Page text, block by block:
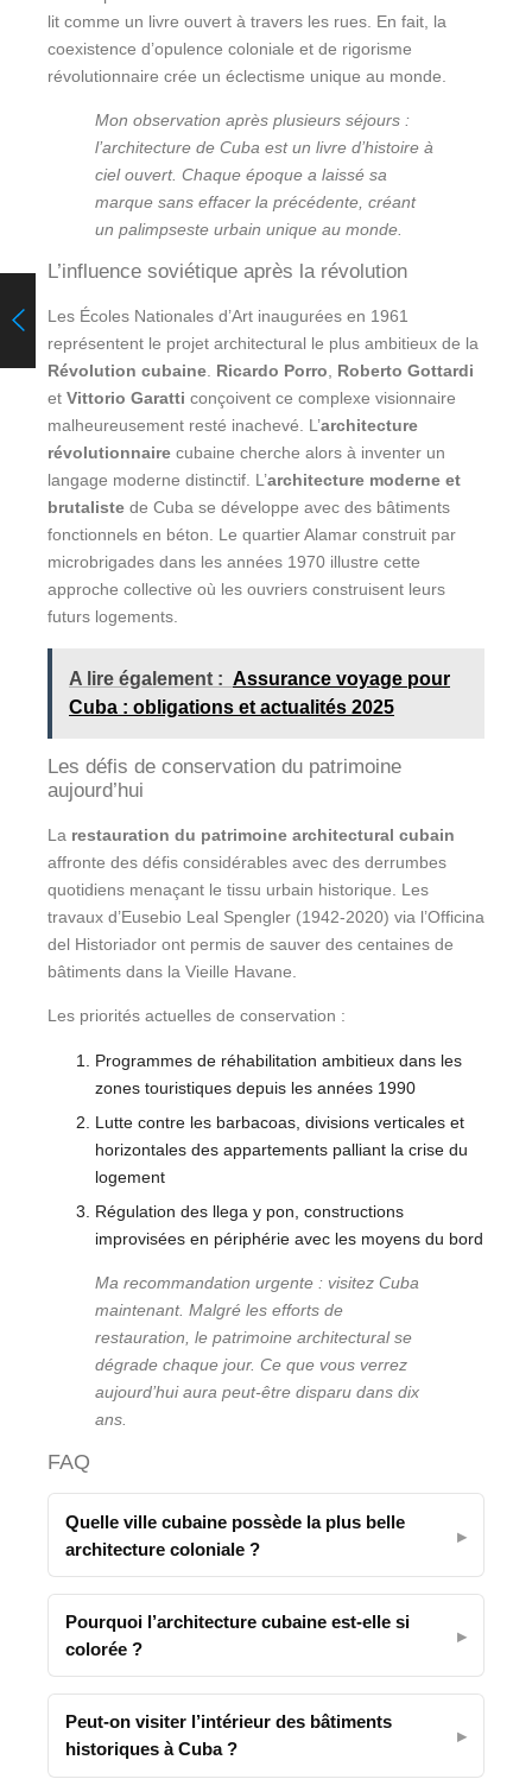
lit comme un livre ouvert à travers les rues. En fait, la
coexistence d’opulence coloniale et de rigorisme
révolutionnaire crée un éclectisme unique au monde.
Mon observation après plusieurs séjours :
l’architecture de Cuba est un livre d’histoire à
ciel ouvert. Chaque époque a laissé sa
marque sans effacer la précédente, créant
un palimpseste urbain unique au monde.
L’influence soviétique après la révolution
Les Écoles Nationales d’Art inaugurées en 1961
représentent le projet architectural le plus ambitieux de la
Révolution cubaine. Ricardo Porro, Roberto Gottardi
et Vittorio Garatti conçoivent ce complexe visionnaire
malheureusement resté inachevé. L’architecture
révolutionnaire cubaine cherche alors à inventer un
langage moderne distinctif. L’architecture moderne et
brutaliste de Cuba se développe avec des bâtiments
fonctionnels en béton. Le quartier Alamar construit par
microbrigades dans les années 1970 illustre cette
approche collective où les ouvriers construisent leurs
futurs logements.
A lire également : Assurance voyage pour
Cuba : obligations et actualités 2025
Les défis de conservation du patrimoine
aujourd’hui
La restauration du patrimoine architectural cubain
affronte des défis considérables avec des derrumbes
quotidiens menaçant le tissu urbain historique. Les
travaux d’Eusebio Leal Spengler (1942-2020) via l’Officina
del Historiador ont permis de sauver des centaines de
bâtiments dans la Vieille Havane.
Les priorités actuelles de conservation :
Programmes de réhabilitation ambitieux dans les
zones touristiques depuis les années 1990
Lutte contre les barbacoas, divisions verticales et
horizontales des appartements palliant la crise du
logement
Régulation des llega y pon, constructions
improvisées en périphérie avec les moyens du bord
Ma recommandation urgente : visitez Cuba
maintenant. Malgré les efforts de
restauration, le patrimoine architectural se
dégrade chaque jour. Ce que vous verrez
aujourd’hui aura peut-être disparu dans dix
ans.
FAQ
Quelle ville cubaine possède la plus belle
architecture coloniale ?
Pourquoi l’architecture cubaine est-elle si
colorée ?
Peut-on visiter l’intérieur des bâtiments
historiques à Cuba ?